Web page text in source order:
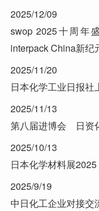
2025/12/09
swop 2025十周年
interpack China新纪
2025/11/20
日本化学工业日报
2025/11/13
第八届进博会 日资
2025/10/13
日本化学材料展2025
2025/9/19
中日化工企业对接交